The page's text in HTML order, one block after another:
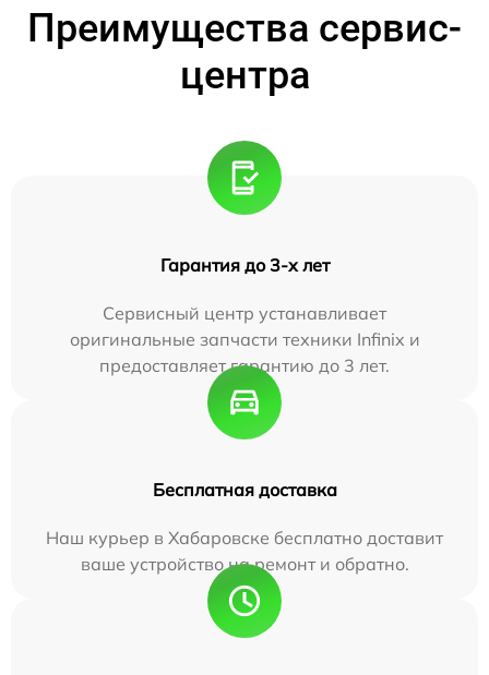
Преимущества сервис-
центра
Гарантия до 3-х лет
Сервисный центр устанавливает
оригинальные запчасти техники Infinix и
предоставляет гарантию до 3 лет.
Бесплатная доставка
Наш курьер в Хабаровске бесплатно доставит
ваше устройство на ремонт и обратно.